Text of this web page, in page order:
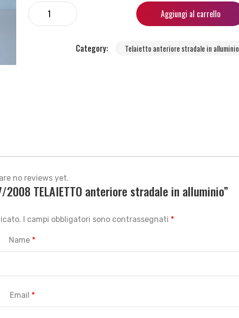
Aggiungi al carrello
Category: Telaietto anteriore stradale in alluminio
no reviews yet.
TELAIETTO anteriore stradale in alluminio”
I campi obbligatori sono contrassegnati *
Name *
Email *